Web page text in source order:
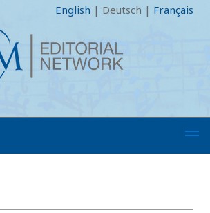
English | Deutsch | Français